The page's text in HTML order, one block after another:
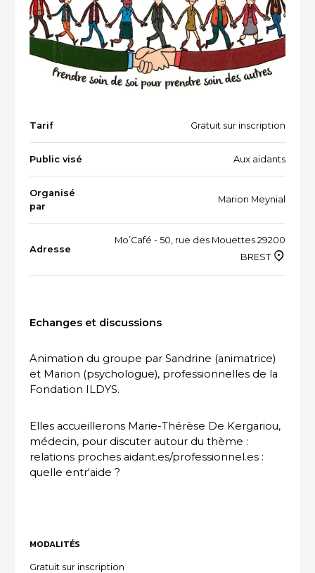
Dispositifs aidants/aidés
QUI SOMMES-NOUS ?
Le Comité des parties prenantes
Les partenaires
Les évènements
RESSOURCES
ACTUALITÉS DU SECTEUR
Recherche par mots-clés
Tarif Gratuit sur inscription
Public visé Aux aidants
Organisé
par
Marion Meynial
Adresse
Mo’Café - 50, rue des Mouettes 29200
BREST
Echanges et discussions
Animation du groupe par Sandrine (animatrice)
et Marion (psychologue), professionnelles de la
Fondation ILDYS.
Elles accueillerons Marie-Thérèse De Kergariou,
médecin, pour discuter autour du thème :
relations proches aidant.es/professionnel.es :
quelle entr'aide ?
MODALITÉS
Gratuit sur inscription